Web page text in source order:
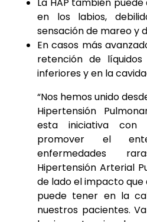
La HAP también
en los labios,
sensación de mareo y
En casos más
retención de
inferiores y en la
“Nos hemos unido
Hipertensión
esta iniciativa
promover el
enfermedades
Hipertensión Arterial
de lado el impacto
puede tener en la
nuestros pacientes.